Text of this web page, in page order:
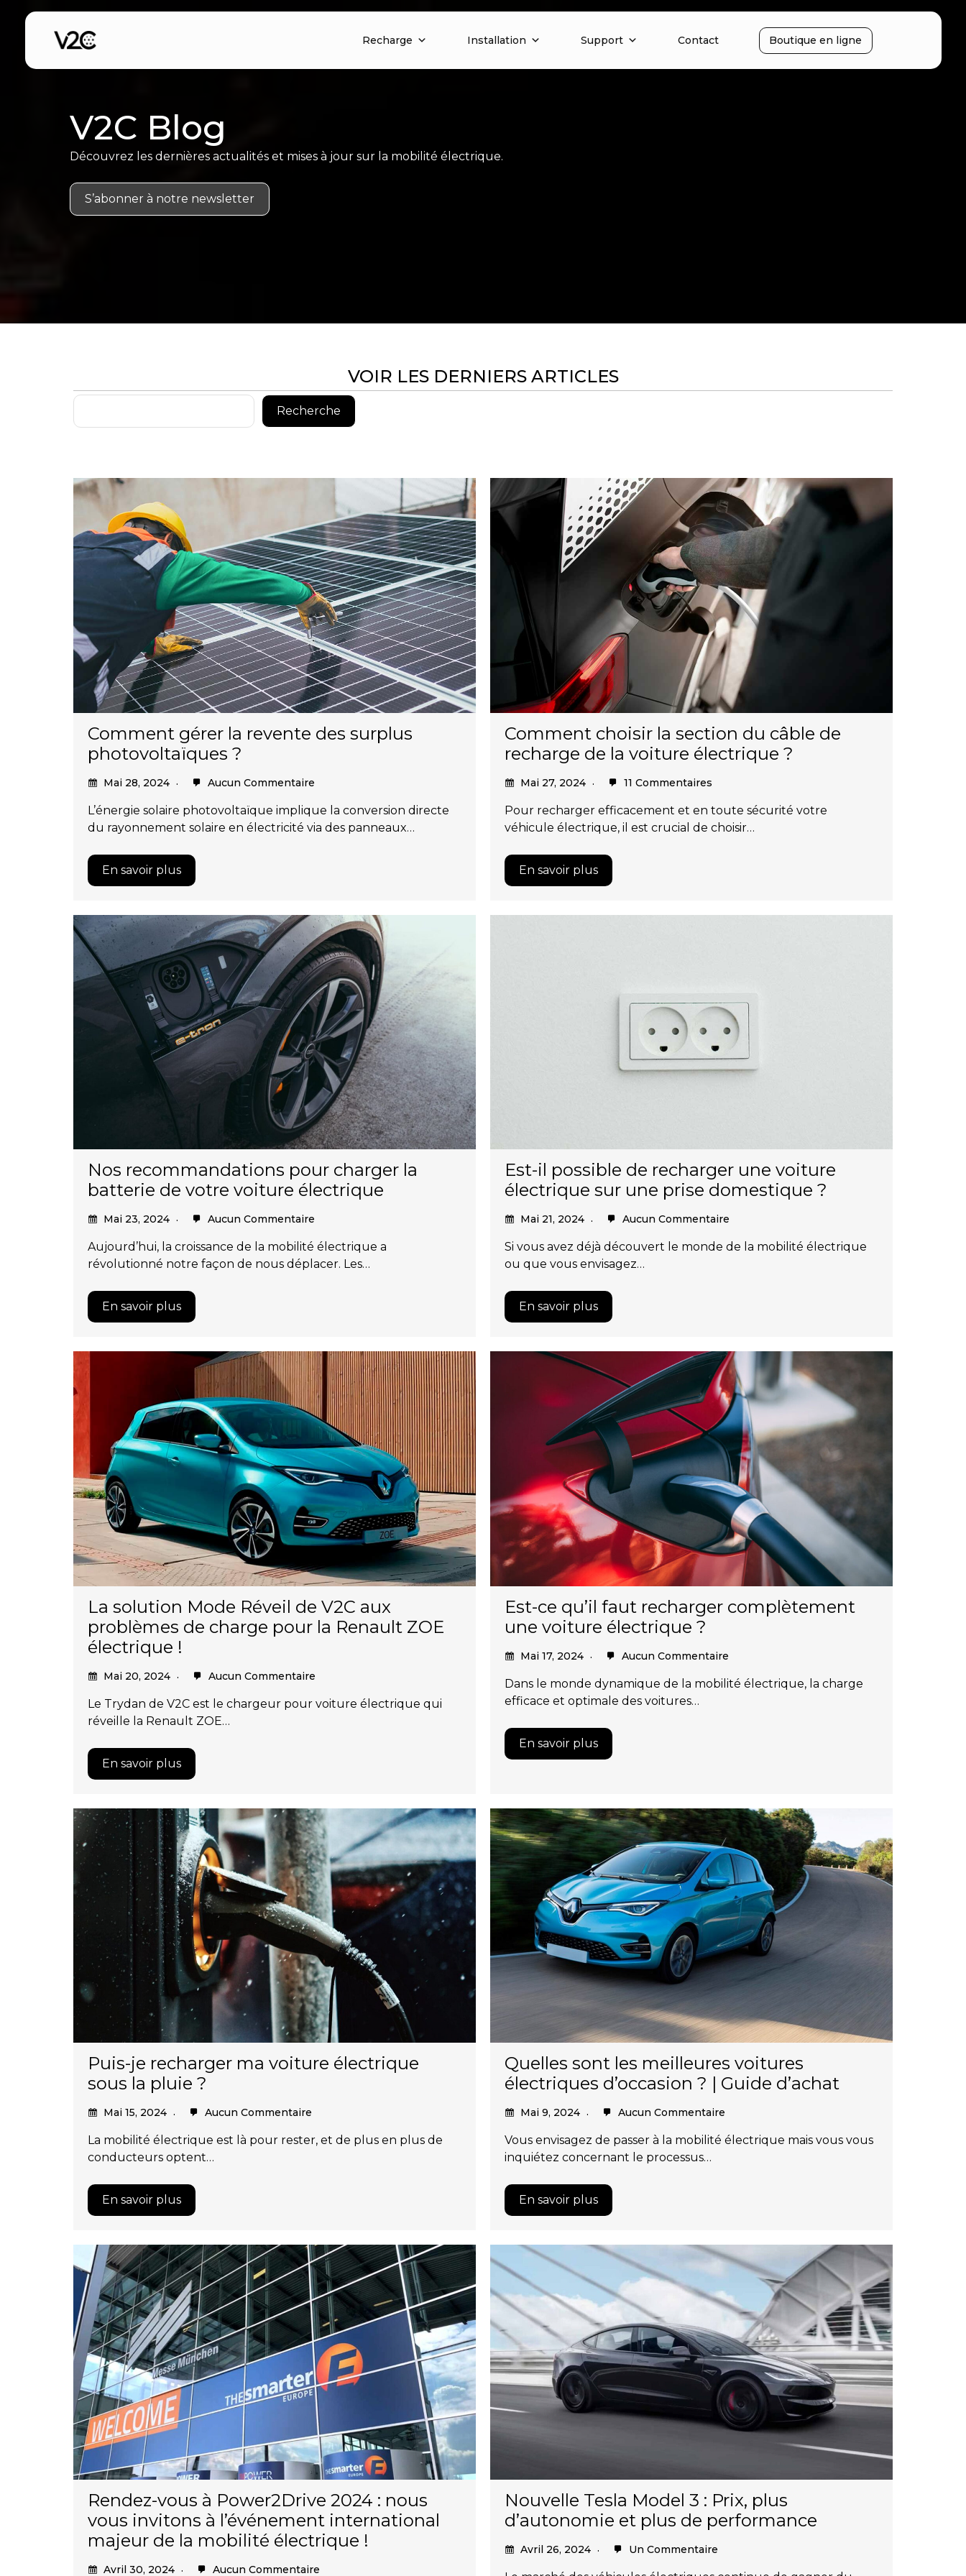
Recharge Installation Support Contact Boutique en ligne
V2C Blog
Découvrez les dernières actualités et mises à jour sur la mobilité électrique.
S’abonner à notre newsletter
VOIR LES DERNIERS ARTICLES
Rechercher
Recherche
Comment gérer la revente des surplus
photovoltaïques ?
Mai 28, 2024 Aucun Commentaire
L’énergie solaire photovoltaïque implique la conversion directe
du rayonnement solaire en électricité via des panneaux…
En savoir plus
Comment choisir la section du câble de
recharge de la voiture électrique ?
Mai 27, 2024 11 Commentaires
Pour recharger efficacement et en toute sécurité votre
véhicule électrique, il est crucial de choisir…
En savoir plus
Nos recommandations pour charger la
batterie de votre voiture électrique
Mai 23, 2024 Aucun Commentaire
Aujourd’hui, la croissance de la mobilité électrique a
révolutionné notre façon de nous déplacer. Les…
En savoir plus
Est-il possible de recharger une voiture
électrique sur une prise domestique ?
Mai 21, 2024 Aucun Commentaire
Si vous avez déjà découvert le monde de la mobilité électrique
ou que vous envisagez…
En savoir plus
La solution Mode Réveil de V2C aux
problèmes de charge pour la Renault ZOE
électrique !
Mai 20, 2024 Aucun Commentaire
Le Trydan de V2C est le chargeur pour voiture électrique qui
réveille la Renault ZOE…
En savoir plus
Est-ce qu’il faut recharger complètement
une voiture électrique ?
Mai 17, 2024 Aucun Commentaire
Dans le monde dynamique de la mobilité électrique, la charge
efficace et optimale des voitures…
En savoir plus
Puis-je recharger ma voiture électrique
sous la pluie ?
Mai 15, 2024 Aucun Commentaire
La mobilité électrique est là pour rester, et de plus en plus de
conducteurs optent…
En savoir plus
Quelles sont les meilleures voitures
électriques d’occasion ? | Guide d’achat
Mai 9, 2024 Aucun Commentaire
Vous envisagez de passer à la mobilité électrique mais vous vous
inquiétez concernant le processus…
En savoir plus
Rendez-vous à Power2Drive 2024 : nous
vous invitons à l’événement international
majeur de la mobilité électrique !
Avril 30, 2024 Aucun Commentaire
Nouvelle Tesla Model 3 : Prix, plus
d’autonomie et plus de performance
Avril 26, 2024 Un Commentaire